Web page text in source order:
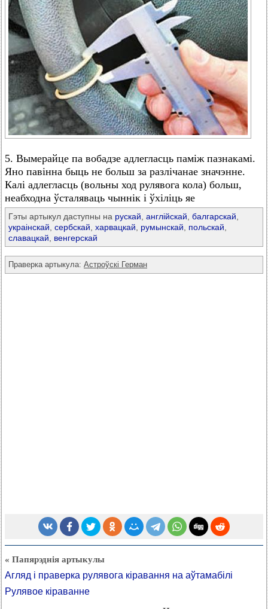
5. Вымерайце па вобадзе адлегласць паміж пазнакамі.
Яно павінна быць не больш за разлічанае значэнне.
Калі адлегласць (вольны ход рулявога кола) больш,
неабходна ўсталяваць чыннік і ўхіліць яе
Гэты артыкул даступны на рускай англійскай балгарскай
украінскай сербскай харвацкай румынскай польскай
славацкай
венгерскай
Праверка артыкула: Астроўскі Герман
« Папярэднія артыкулы
Агляд і праверка рулявога кіравання на аўтамабілі
Рулявое кіраванне